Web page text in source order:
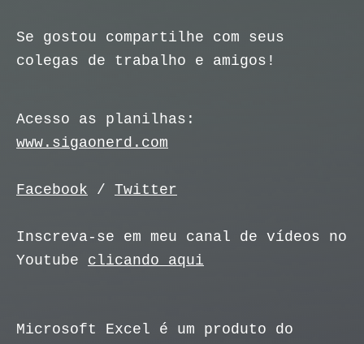
Se gostou compartilhe com seus
colegas de trabalho e amigos!
Acesso as planilhas:
www.sigaonerd.com
Facebook / Twitter
Inscreva-se em meu canal de vídeos no
Youtube clicando aqui
Microsoft Excel é um produto do